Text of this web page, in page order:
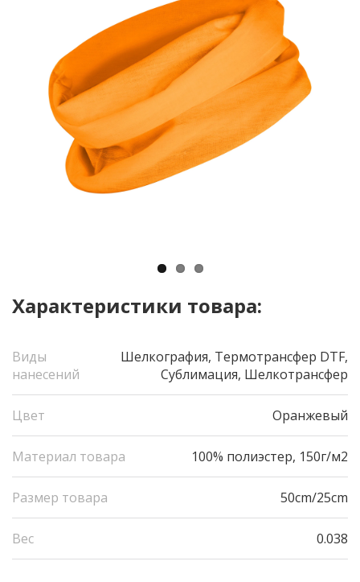
Характеристики товара:
Виды
нанесений
Шелкография, Термотрансфер DTF,
Сублимация, Шелкотрансфер
Цвет Оранжевый
Материал товара 100% полиэстер, 150г/м2
Размер товара 50cm/25cm
Вес 0.038